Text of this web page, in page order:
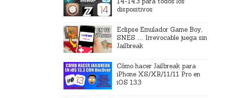
dispositivos
Eclipse Emulador Game Boy,
SNES … Irrevocable juega sin
Jailbreak
Cómo hacer Jailbreak para
iPhone XS/XR/11/11 Pro en
iOS 13.3